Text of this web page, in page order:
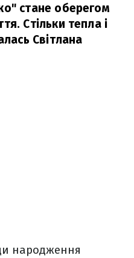
стане оберегом
Стільки тепла і
Світлана
народження